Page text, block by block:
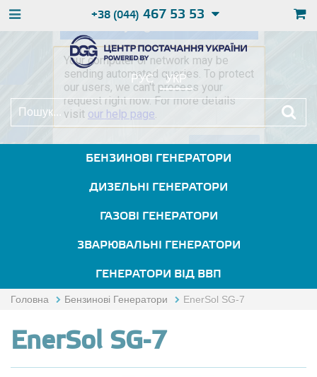
+38 (044) 467 53 53
РУС УКР
БЕНЗИНОВІ ГЕНЕРАТОРИ
ДИЗЕЛЬНІ ГЕНЕРАТОРИ
ГАЗОВІ ГЕНЕРАТОРИ
ЗВАРЮВАЛЬНІ ГЕНЕРАТОРИ
ГЕНЕРАТОРИ ВІД ВВП
Головна Бензинові Генератори EnerSol SG-7
EnerSol SG-7